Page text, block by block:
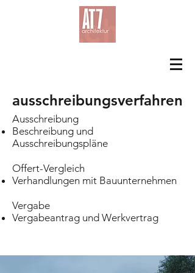
ausschreibungsverfahren
Ausschreibung
Beschreibung und
Ausschreibungspläne​
Offert-Vergleich
Verhandlungen mit Bauunternehmen
Vergabe
Vergabeantrag und Werkvertrag